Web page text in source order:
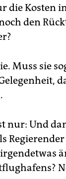
die Kosten
den
Muss sie
nur: Und